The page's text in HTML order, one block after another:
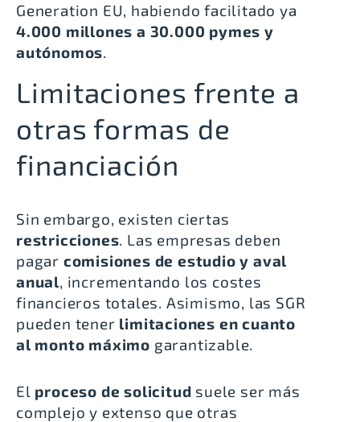
Generation EU, habiendo facilitado ya
4.000 millones a 30.000 pymes y
autónomos.
Limitaciones frente a
otras formas de
financiación
Sin embargo, existen ciertas
restricciones. Las empresas deben
pagar comisiones de estudio y aval
anual, incrementando los costes
financieros totales. Asimismo, las SGR
pueden tener limitaciones en cuanto
al monto máximo garantizable.
El proceso de solicitud suele ser más
complejo y extenso que otras